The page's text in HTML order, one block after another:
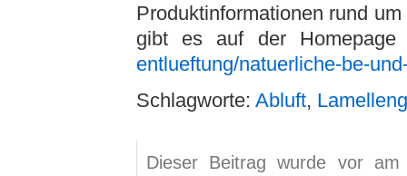
Produktinformationen rund
gibt es auf der
entlueftung/natuerliche-be-
Schlagworte: Abluft,
Dieser Beitrag wurde vor